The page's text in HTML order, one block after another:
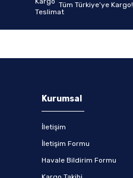
Tüm Türkiye’ye Kargo!
Kurumsal
İletişim
İletişim Formu
Havale Bildirim Formu